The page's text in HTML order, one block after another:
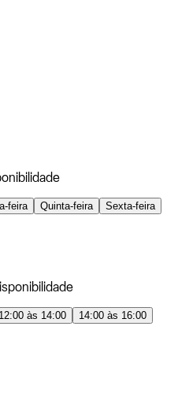
feira Quinta-feira
Sexta-feira
12:00 às 14:00
14:00 às 16:00